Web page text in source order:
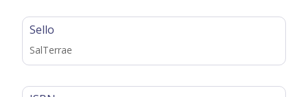
Sello
SalTerrae